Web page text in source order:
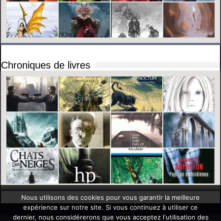
Chroniques de livres
Nous utilisons des cookies pour vous garantir la meilleure
expérience sur notre site. Si vous continuez à utiliser ce
dernier, nous considérerons que vous acceptez l'utilisation des